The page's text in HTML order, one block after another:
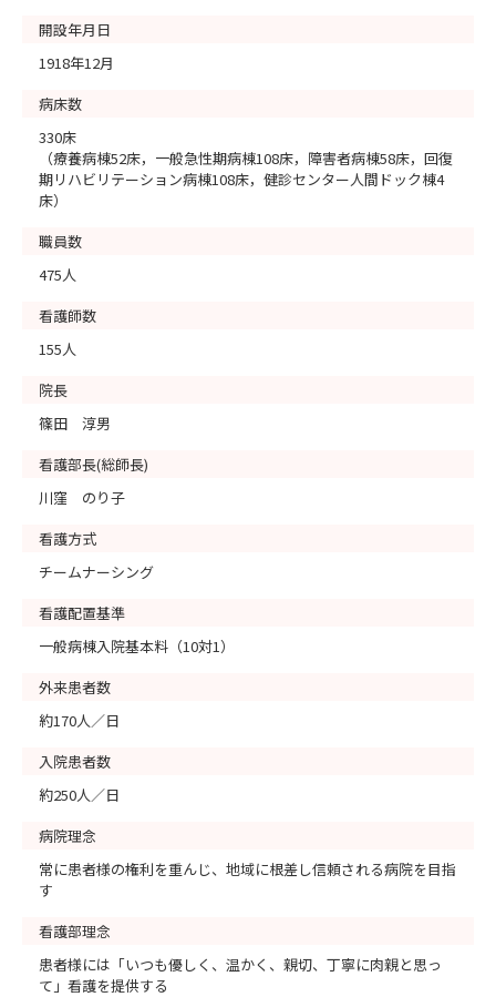
開設年月日
1918年12月
病床数
330床
（療養病棟52床，一般急性期病棟108床，障害者病棟58床，回復
期リハビリテーション病棟108床，健診センター人間ドック棟4
床）
職員数
475人
看護師数
155人
院長
篠田 淳男
看護部長(総師長)
川窪 のり子
看護方式
チームナーシング
看護配置基準
一般病棟入院基本料（10対1）
外来患者数
約170人／日
入院患者数
約250人／日
病院理念
常に患者様の権利を重んじ、地域に根差し信頼される病院を目指
す
看護部理念
患者様には「いつも優しく、温かく、親切、丁寧に肉親と思っ
て」看護を提供する